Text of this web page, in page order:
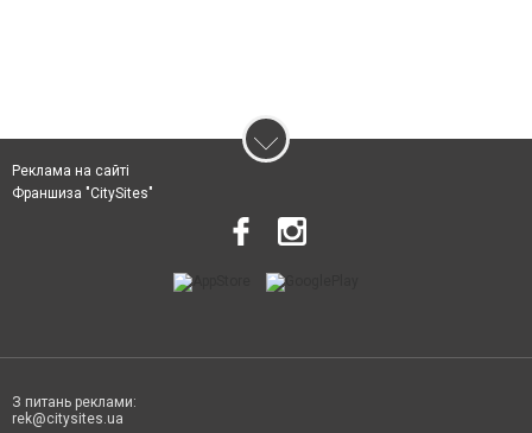
Реклама на сайті
Франшиза "CitySites"
З питань реклами:
rek@citysites.ua